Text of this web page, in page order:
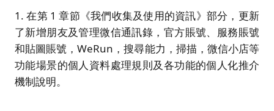
1. 在第 1 章節《我們收集及使用的資訊》部分，更新
了新增朋友及管理微信通訊錄，官方賬號、服務賬號
和貼圖賬號，WeRun，搜尋能力，掃描，微信小店等
功能場景的個人資料處理規則及各功能的個人化推介
機制說明。